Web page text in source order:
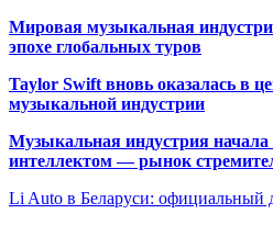
Мировая музыкальная
эпохе глобальных туров
Taylor Swift вновь оказалась в
музыкальной индустрии
Музыкальная индустрия начала
интеллектом — рынок
Li Auto в Беларуси: официальный